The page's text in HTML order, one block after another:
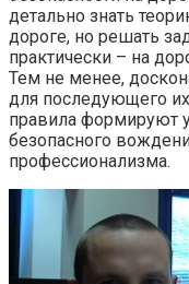
детально знать
дороге, но решать
практически – на
Тем не менее,
для последующего
правила формируют
безопасного
профессионализма.